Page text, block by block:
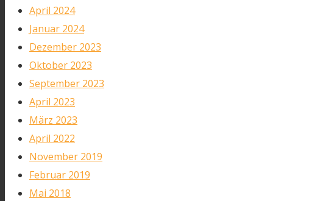
April 2024
Januar 2024
Dezember 2023
Oktober 2023
September 2023
April 2023
März 2023
April 2022
November 2019
Februar 2019
Mai 2018